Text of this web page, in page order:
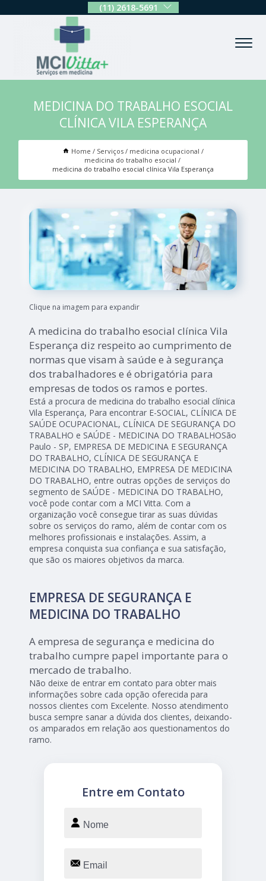
(11) 2618-5691
MEDICINA DO TRABALHO ESOCIAL
CLÍNICA VILA ESPERANÇA
Home Serviços
medicina ocupacional
medicina do trabalho esocial
medicina do trabalho esocial clínica Vila Esperança
Clique na imagem para expandir
A medicina do trabalho esocial clínica Vila
Esperança diz respeito ao cumprimento de
normas que visam à saúde e à segurança
dos trabalhadores e é obrigatória para
empresas de todos os ramos e portes.
Está a procura de medicina do trabalho esocial clínica
Vila Esperança, Para encontrar E-SOCIAL, CLÍNICA DE
SAÚDE OCUPACIONAL, CLÍNICA DE SEGURANÇA DO
TRABALHO e SAÚDE - MEDICINA DO TRABALHOSão
Paulo - SP, EMPRESA DE MEDICINA E SEGURANÇA
DO TRABALHO, CLÍNICA DE SEGURANÇA E
MEDICINA DO TRABALHO, EMPRESA DE MEDICINA
DO TRABALHO, entre outras opções de serviços do
segmento de SAÚDE - MEDICINA DO TRABALHO,
você pode contar com a MCI Vitta. Com a
organização você consegue tirar as suas dúvidas
sobre os serviços do ramo, além de contar com os
melhores profissionais e instalações. Assim, a
empresa conquista sua confiança e sua satisfação,
que são os maiores objetivos da marca.
EMPRESA DE SEGURANÇA E
MEDICINA DO TRABALHO
A empresa de segurança e medicina do
trabalho cumpre papel importante para o
mercado de trabalho.
Não deixe de entrar em contato para obter mais
informações sobre cada opção oferecida para
nossos clientes com Excelente. Nosso atendimento
busca sempre sanar a dúvida dos clientes, deixando-
os amparados em relação aos questionamentos do
ramo.
Entre em Contato